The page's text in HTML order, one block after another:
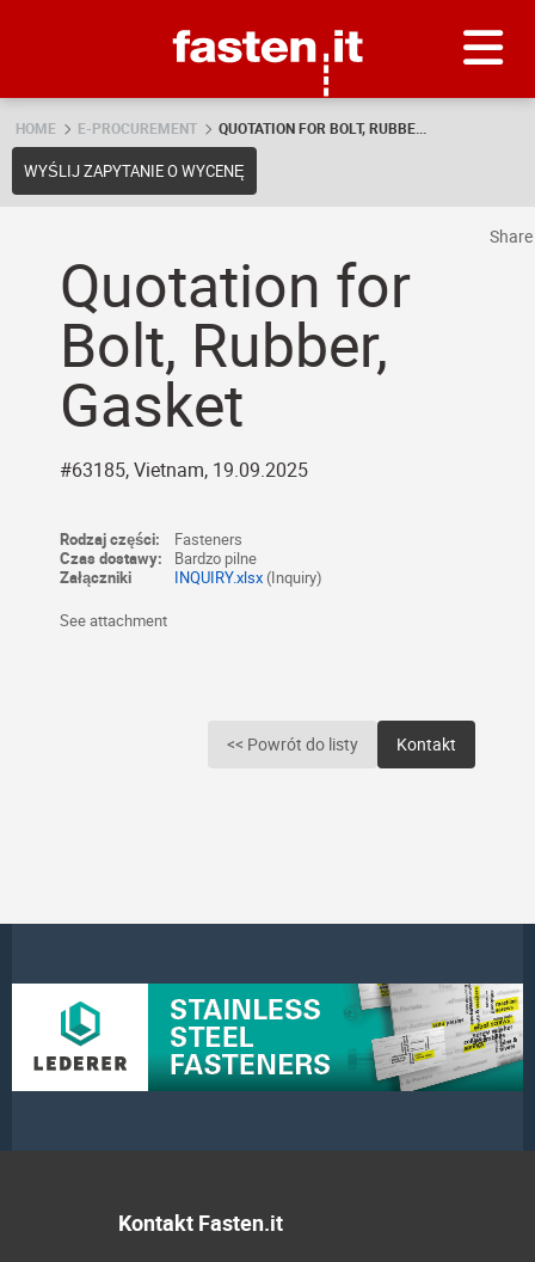
HOME E-PROCUREMENT QUOTATION FOR BOLT, RUBBE...
WYŚLIJ ZAPYTANIE O WYCENĘ
Quotation for
Bolt, Rubber,
Gasket
#63185, Vietnam, 19.09.2025
Rodzaj części:
Fasteners
Czas dostawy:
Bardzo pilne
Załączniki
INQUIRY.xlsx (Inquiry)
See attachment
<< Powrót do listy Kontakt
Share
Kontakt Fasten.it